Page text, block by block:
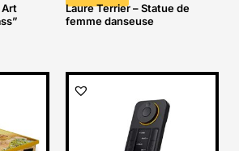
Art
Laure Terrier – Statue de
femme danseuse